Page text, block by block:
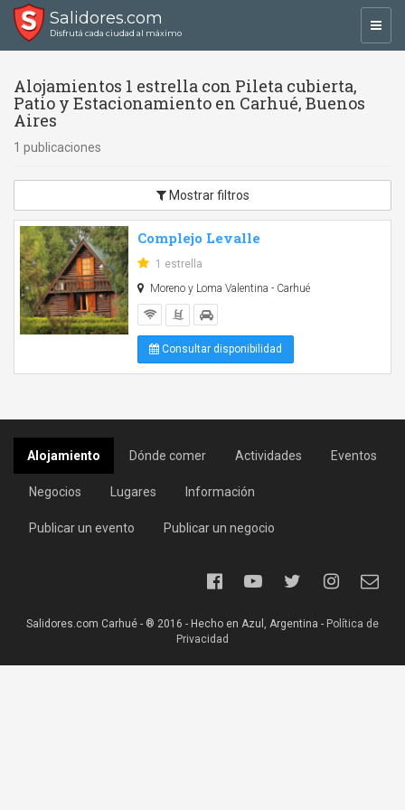
Salidores.com
Disfrutá cada ciudad al máximo
Alojamientos 1 estrella con Pileta cubierta,
Patio y Estacionamiento en Carhué, Buenos
Aires
1 publicaciones
Mostrar filtros
Complejo Levalle
1 estrella
Moreno y Loma Valentina - Carhué
Consultar disponibilidad
Alojamiento Dónde comer Actividades Eventos
Negocios Lugares Información
Publicar un evento Publicar un negocio
Salidores.com Carhué - ® 2016 - Hecho en Azul, Argentina - Política de
Privacidad